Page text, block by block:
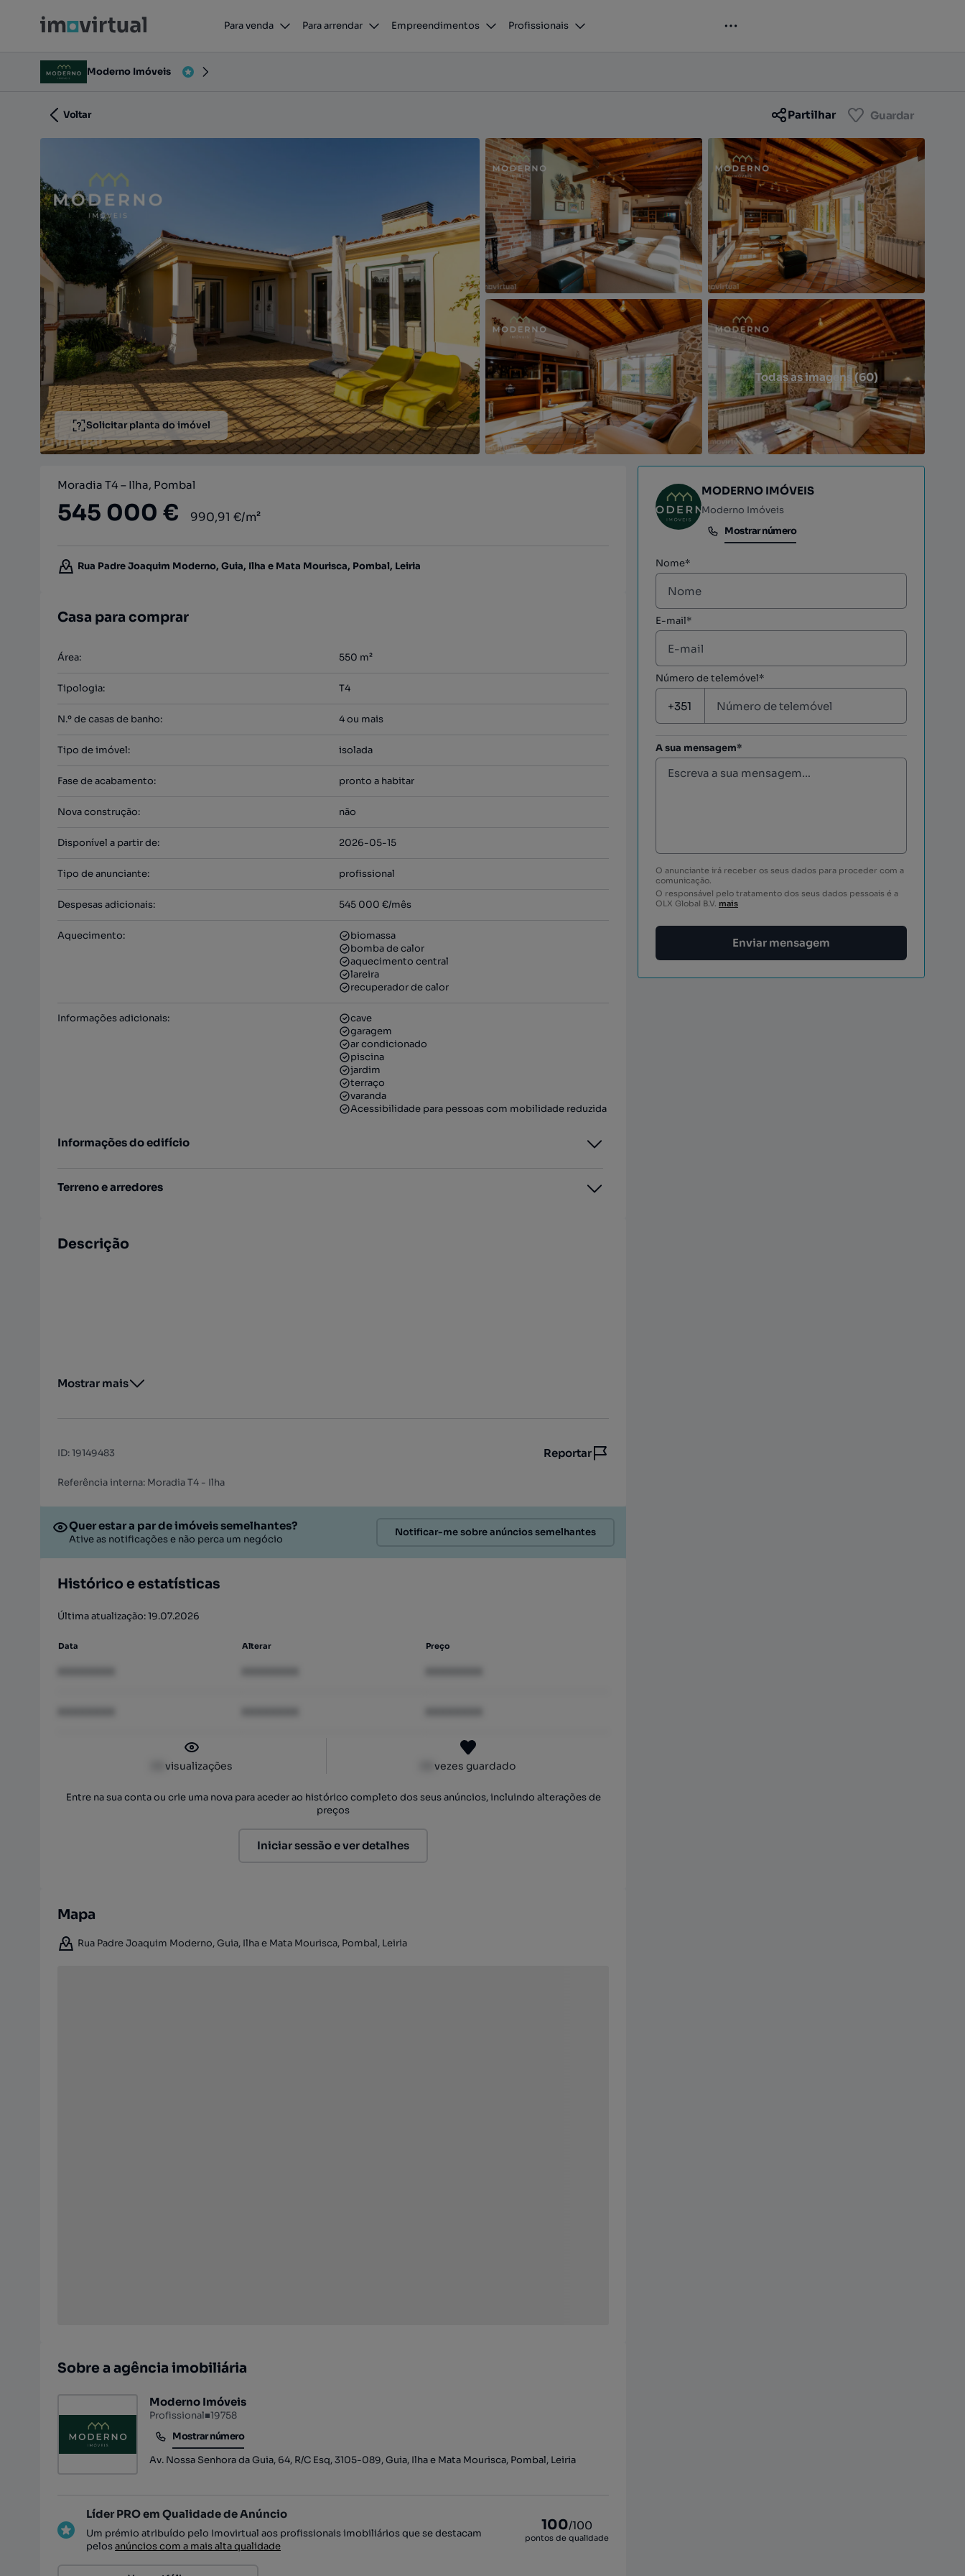
Para venda Para arrendar Empreendimentos Profissionais
Moradia T4 – Ilha, Pombal
Rua Padre Joaquim Moderno, Guia, Ilha e Mata Mourisca, Pombal, Leiria
Moderno Imóveis
Voltar Partilhar Guardar
Todas as imagens (60)
Solicitar planta do imóvel
Moradia T4 – Ilha, Pombal
545 000 € 990,91 €/m²
Rua Padre Joaquim Moderno, Guia, Ilha e Mata Mourisca, Pombal, Leiria
Casa para comprar
Área: 550 m²
Tipologia: T4
N.º de casas de banho: 4 ou mais
Tipo de imóvel: isolada
Fase de acabamento: pronto a habitar
Nova construção: não
Disponível a partir de: 2026-05-15
Tipo de anunciante: profissional
Despesas adicionais: 545 000 €/mês
Aquecimento:
biomassa
bomba de calor
aquecimento central
lareira
recuperador de calor
Informações adicionais:
cave
garagem
ar condicionado
piscina
jardim
terraço
varanda
Acessibilidade para pessoas com mobilidade reduzida
Informações do edifício
Terreno e arredores
Descrição
Mostrar mais
ID:19149483 Reportar
Referência interna: Moradia T4 - Ilha
Quer estar a par de imóveis semelhantes?
Ative as notificações e não perca um negócio
Notificar-me sobre anúncios semelhantes
Histórico e estatísticas
Última atualização: 19.07.2026
Data Alterar Preço
visualizações vezes guardado
Entre na sua conta ou crie uma nova para aceder ao histórico completo dos seus anúncios, incluindo alterações de
preços
Iniciar sessão e ver detalhes
Mapa
Rua Padre Joaquim Moderno, Guia, Ilha e Mata Mourisca, Pombal, Leiria
Sobre a agência imobiliária
Moderno Imóveis
Profissional■19758
Mostrar número
Mostrar número
Av. Nossa Senhora da Guia, 64, R/C Esq, 3105-089, Guia, Ilha e Mata Mourisca, Pombal, Leiria
Líder PRO em Qualidade de Anúncio
Um prémio atribuído pelo Imovirtual aos profissionais imobiliários que se destacam
pelosanúncios com a mais alta qualidade
100/100
pontos de qualidade
MODERNO IMÓVEIS
Moderno Imóveis
Mostrar número
Mostrar número
Nome*
E-mail*
Número de telemóvel*
A sua mensagem*
O anunciante irá receber os seus dados para proceder com a
comunicação.
O responsável pelo tratamento dos seus dados pessoais é a
OLX Global B.V. mais
Enviar mensagem